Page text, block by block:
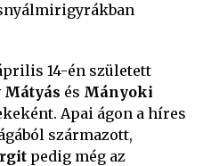
14-én született
Mátyás és Mányoki
Apai ágon a híres
származott,
pedig még az